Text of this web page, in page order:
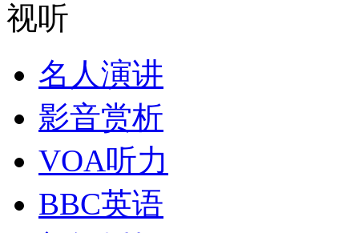
视听
名人演讲
影音赏析
VOA听力
BBC英语